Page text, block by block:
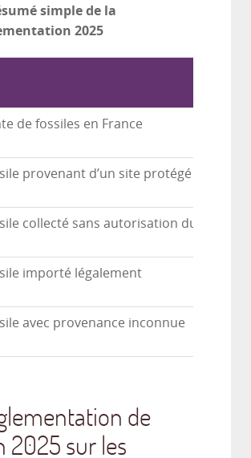
simple de la
2025
de fossiles en France
provenant d’un site protégé
collecté sans autorisation du
importé légalement
avec provenance inconnue
de
2025 sur les